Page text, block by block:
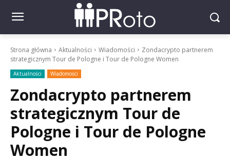
Strona główna Aktualności Wiadomości
Zondacrypto partnerem
strategicznym Tour de Pologne i Tour de Pologne Women
Aktualności Wiadomości
Zondacrypto partnerem
strategicznym Tour de
Pologne i Tour de Pologne
Women